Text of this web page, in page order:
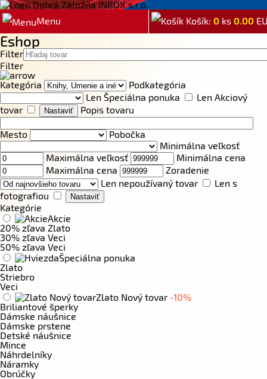
Menu Košík: 0 ks 0.00
Eshop
Filter
Filter
Kategória
Podkategória
Len Špeciálna ponuka
Len Akciový
tovar
Popis tovaru
Mesto
Pobočka
Minimálna veľkosť
Maximálna veľkosť
Minimálna cena
Maximálna cena
Zoradenie
Len nepoužívaný tovar
Len s
fotografiou
Kategórie
Akcie
20% zľava Zlato
30% zľava Veci
50% zľava Veci
Špeciálna ponuka
Zlato
Striebro
Veci
Zlato Nový tovar -10%
Briliantové šperky
Dámske náušnice
Dámske prstene
Detské náušnice
Mince
Náhrdelníky
Náramky
Obrúčky